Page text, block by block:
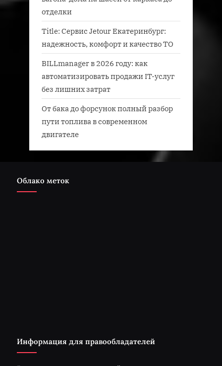
отделки
Title: Сервис Jetour Екатеринбург:
надежность, комфорт и качество ТО
BILLmanager в 2026 году: как
автоматизировать продажи IT-услуг
без лишних затрат
От бака до форсунок полный разбор
пути топлива в современном
двигателе
Облако меток
Информация для правообладателей